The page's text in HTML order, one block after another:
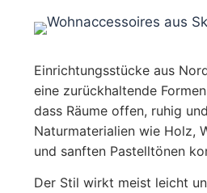
Einrichtungsstücke aus
eine zurückhaltende
dass Räume offen, ruhig
Naturmaterialien wie Holz,
und sanften Pastelltönen
Der Stil wirkt meist leicht